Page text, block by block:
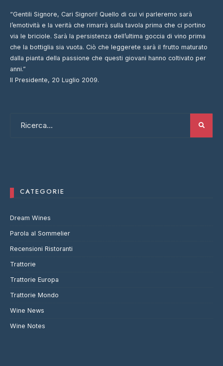
“Gentili Signore, Cari Signori! Quello di cui vi parleremo sarà
l’emotività e la verità che rimarrà sulla tavola prima che ci portino
via le briciole. Sarà la persistenza dell’ultima goccia di vino prima
che la bottiglia sia vuota. Ciò che leggerete sarà il frutto maturato
dalla pianta della passione che questi giovani hanno coltivato per
anni.”
Il Presidente, 20 Luglio 2009.
CATEGORIE
Dream Wines
Parola al Sommelier
Recensioni Ristoranti
Trattorie
Trattorie Europa
Trattorie Mondo
Wine News
Wine Notes